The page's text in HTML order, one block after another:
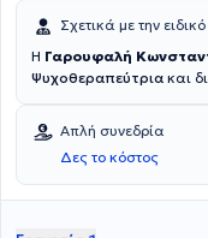
Σχετικά με την ειδικό
Η Γαρουφαλή
Ψυχοθεραπεύτρια και
Καποδιστριακού
στην Κλινική
Ινστιτούτο Ψυχικής
τη Γνωσιακή-
Ψυχοθεραπείας &
Απλή συνεδρία
Δες το κόστος